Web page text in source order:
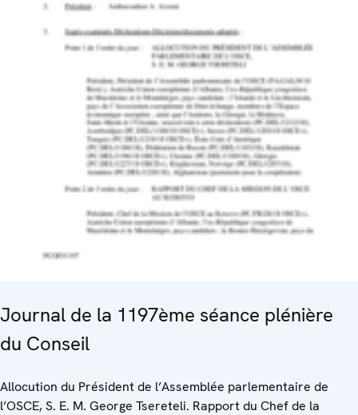
Journal de la 1197ème séance plénière
du Conseil
Allocution du Président de l’Assemblée parlementaire de
l’OSCE, S. E. M. George Tsereteli. Rapport du Chef de la